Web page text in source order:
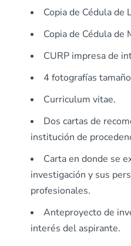
Copia de Cédula de
Copia de Cédula de
CURP impresa de
4 fotografías
Curriculum vitae.
Dos cartas de
institución de
Carta en donde se
investigación y sus
profesionales.
Anteproyecto de
interés del aspirante.